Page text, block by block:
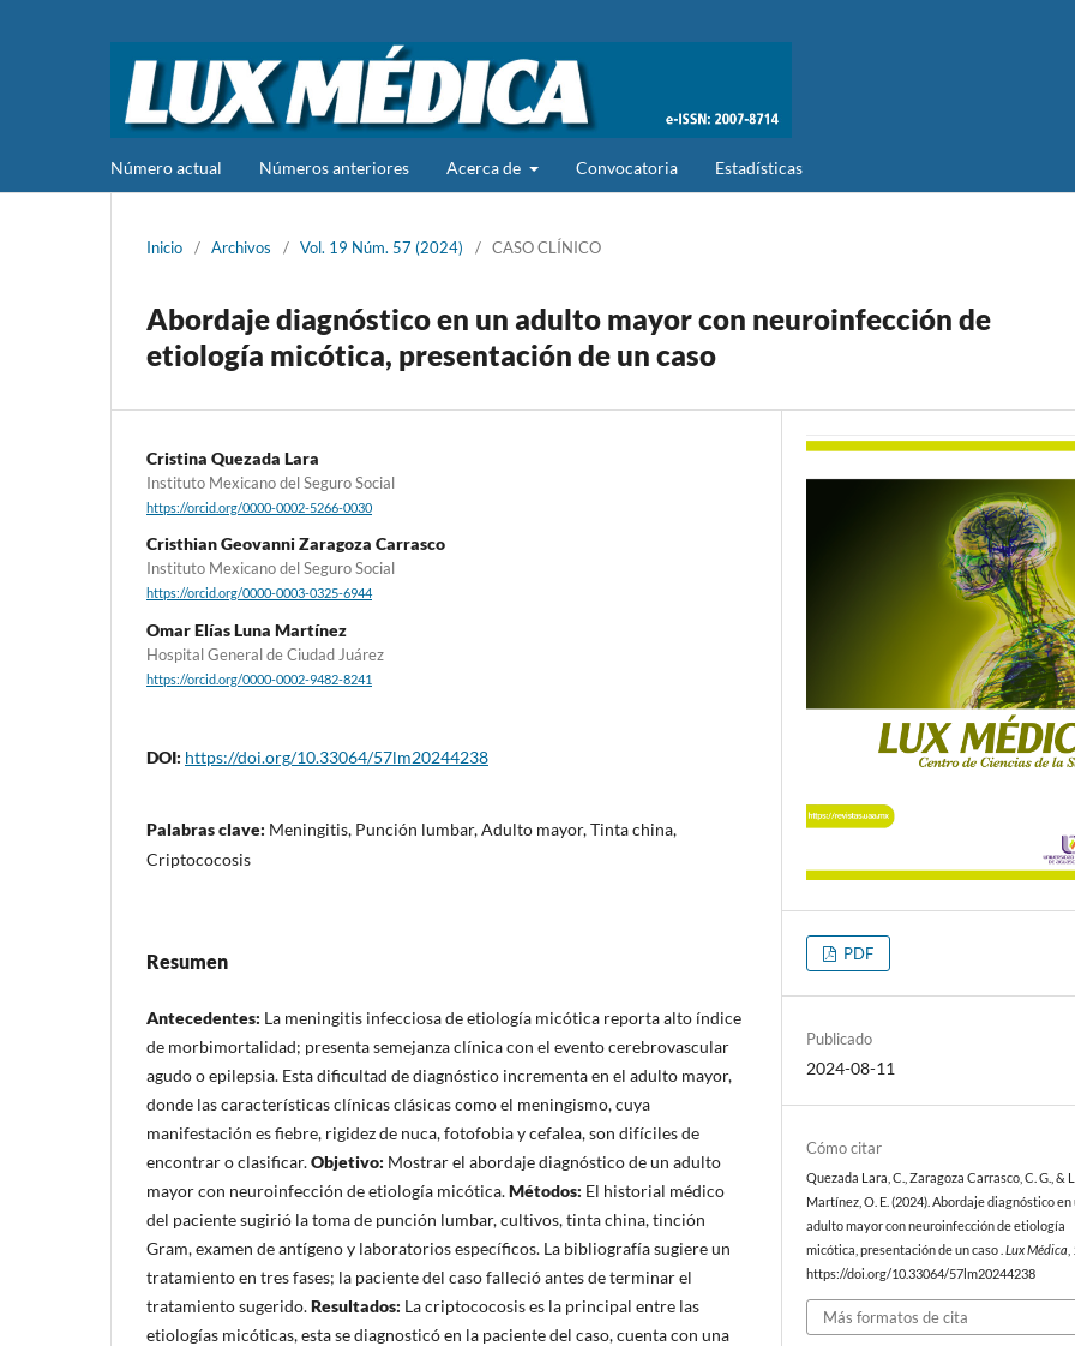
Número actual Números anteriores Acerca de Convocatoria Estadísticas
Inicio / Archivos / Vol. 19 Núm. 57 (2024) / CASO CLÍNICO
Abordaje diagnóstico en un adulto mayor con neuroinfección de
etiología micótica, presentación de un caso
Cristina Quezada Lara
Instituto Mexicano del Seguro Social
https://orcid.org/0000-0002-5266-0030
Cristhian Geovanni Zaragoza Carrasco
Instituto Mexicano del Seguro Social
https://orcid.org/0000-0003-0325-6944
Omar Elías Luna Martínez
Hospital General de Ciudad Juárez
https://orcid.org/0000-0002-9482-8241
DOI: https://doi.org/10.33064/57lm20244238
Palabras clave: Meningitis, Punción lumbar, Adulto mayor, Tinta china,
Criptococosis
Resumen
Antecedentes: La meningitis infecciosa de etiología micótica reporta alto índice
de morbimortalidad; presenta semejanza clínica con el evento cerebrovascular
agudo o epilepsia. Esta dificultad de diagnóstico incrementa en el adulto mayor,
donde las características clínicas clásicas como el meningismo, cuya
manifestación es fiebre, rigidez de nuca, fotofobia y cefalea, son difíciles de
encontrar o clasificar.Objetivo: Mostrar el abordaje diagnóstico de un adulto
mayor con neuroinfección de etiología micótica.Métodos: El historial médico
del paciente sugirió la toma de punción lumbar, cultivos, tinta china, tinción
Gram, examen de antígeno y laboratorios específicos. La bibliografía sugiere un
tratamiento en tres fases; la paciente del caso falleció antes de terminar el
tratamiento sugerido.Resultados: La criptococosis es la principal entre las
etiologías micóticas, esta se diagnosticó en la paciente del caso, cuenta con una
PDF
Publicado
2024-08-11
Cómo citar
Quezada Lara, C., Zaragoza Carrasco, C. G., &
Martínez, O. E. (2024). Abordaje diagnóstico en
adulto mayor con neuroinfección de etiología
micótica, presentación de un caso .Lux Médica
https://doi.org/10.33064/57lm20244238
Más formatos de cita